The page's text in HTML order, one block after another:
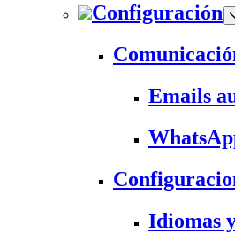
Configuración
Emails
Idiomas